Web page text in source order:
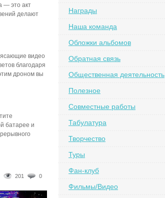
— это акт
делают
видео
благодаря
дроном вы
батарее и
201 0
Награды
Наша команда
Обложки альбомов
Обратная связь
Общественная деятельность
Полезное
Совместные работы
Табулатура
Творчество
Туры
Фан-клуб
Фильмы/Видео